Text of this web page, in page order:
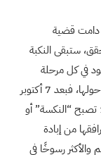
دامت قضية
ستبقى النكبة
في كل مرحلة
تاريخية مفصلية. فكل حدث كبير يعيد تشكيل الوعي حولها، فبعد 7 أكتوبر
يصبح الحدث الطاغي هو 7 أكتوبر، وبعد حرب 1967 تصبح “النكسة” أو
العنوان، وكذلك حرب 1982 وما رافقها من إبادة
رسوخًا في